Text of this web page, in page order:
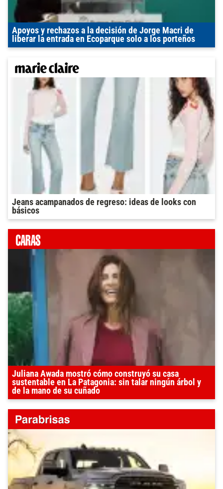
Apoyos y rechazos a la decisión de Jorge Macri de
liberar la entrada en Ecoparque solo a los porteños
Jeans acampanados de regreso: ideas de looks con
básicos
Juliana Awada mostró cómo construyó su casa
sustentable en La Patagonia: sin talar ningún árbol y
de la mano de su cuñado